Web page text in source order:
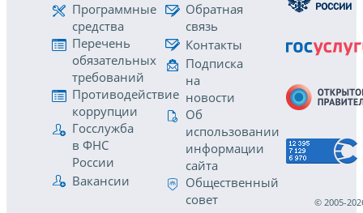
Программные
средства
Перечень
обязательных
требований
Противодействие
коррупции
Госслужба
в ФНС
России
Вакансии
Обратная
связь
Контакты
Подписка
на
новости
Об
использовании
информации
сайта
Общественный
совет
© 2005-